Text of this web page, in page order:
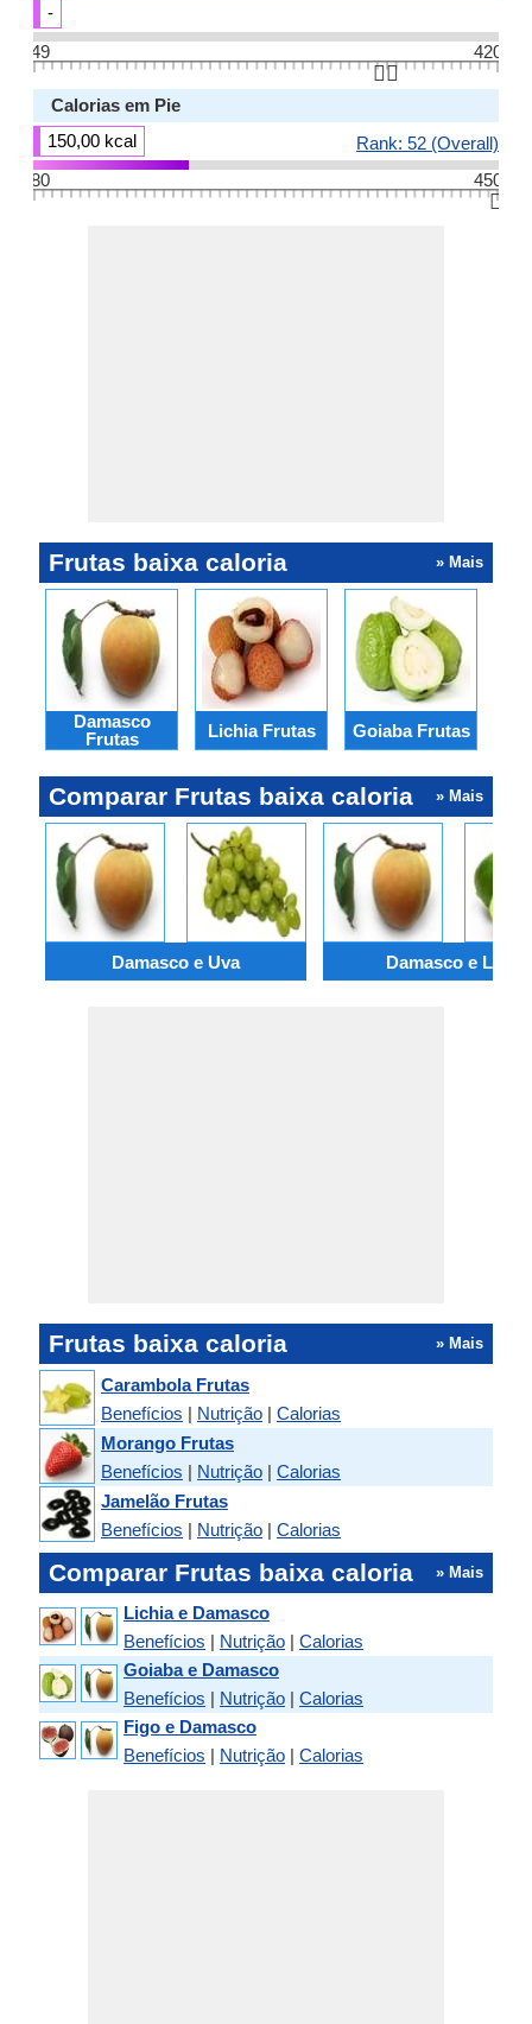
-
49
420
👆🏻
Calorias em Pie
150,00 kcal
Rank: 52 (Overall)
80
450
👆🏻
Frutas baixa caloria » Mais
Damasco
Frutas
Lichia Frutas Goiaba Frutas
Comparar Frutas baixa caloria » Mais
Damasco e Uva Damasco e Lima
Frutas baixa caloria » Mais
Carambola Frutas
Benefícios | Nutrição | Calorias
Morango Frutas
Benefícios | Nutrição | Calorias
Jamelão Frutas
Benefícios | Nutrição | Calorias
Comparar Frutas baixa caloria » Mais
Lichia e Damasco
Benefícios | Nutrição | Calorias
Goiaba e Damasco
Benefícios | Nutrição | Calorias
Figo e Damasco
Benefícios | Nutrição | Calorias